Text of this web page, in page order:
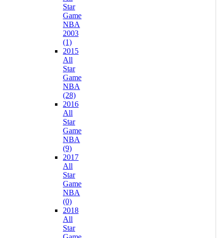
Star
Game
NBA
2003
(1)
2015
All
Star
Game
NBA
(28)
2016
All
Star
Game
NBA
(9)
2017
All
Star
Game
NBA
(0)
2018
All
Star